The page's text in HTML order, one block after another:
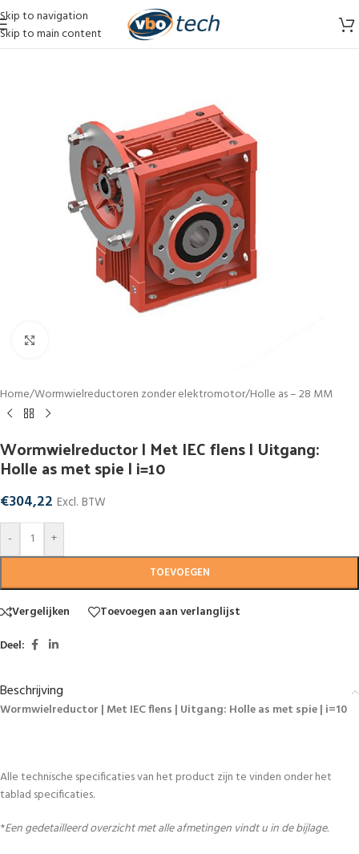
Skip to navigation
Skip to main content
Home/Wormwielreductoren zonder elektromotor/Holle as – 28 MM
Wormwielreductor | Met IEC flens | Uitgang:
Holle as met spie | i=10
€304,22 Excl. BTW
-
+
TOEVOEGEN
Vergelijken
Toevoegen aan verlanglijst
Deel:
Beschrijving
Wormwielreductor | Met IEC flens | Uitgang: Holle as met spie | i=10
Alle technische specificaties van het product zijn te vinden onder het
tablad specificaties.
*Een gedetailleerd overzicht met alle afmetingen vindt u in de bijlage.